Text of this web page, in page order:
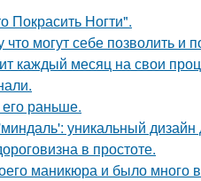
Покрасить Ногти".
могут себе позволить и
каждый месяц на свои
раньше.
уникальный
в простоте.
маникюра и было